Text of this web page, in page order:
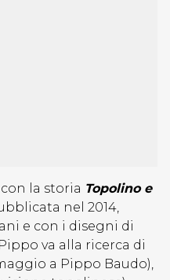
la storia Topolino e
nel 2014,
e con i disegni di
va alla ricerca di
a Pippo Baudo),